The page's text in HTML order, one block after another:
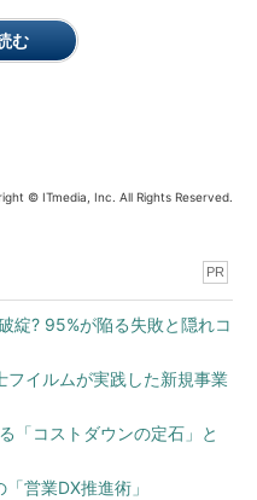
む
© ITmedia, Inc. All Rights Reserved.
PR
綻? 95%が陥る失敗と隠れコ
イルムが実践した新規事業
「コストダウンの定石」と
営業DX推進術」